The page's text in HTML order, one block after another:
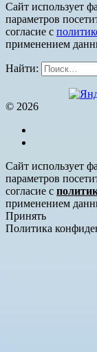
Сайт использует
параметров
согласие с
применением
Найти:
© 2026
Сайт использует
параметров
согласие с
применением
Принять
Политика